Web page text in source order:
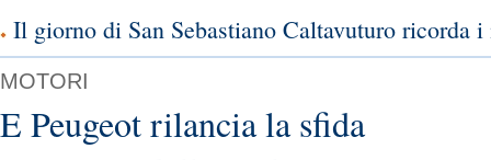
Il giorno di San Sebastiano Caltavuturo ricorda
MOTORI
E Peugeot rilancia la sfida